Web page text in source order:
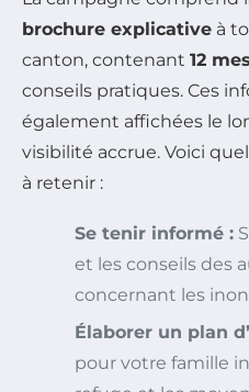
brochure explicative à
canton, contenant 12
conseils pratiques. Ces
également affichées le
visibilité accrue. Voici
à retenir :
Se tenir informé :
et les conseils des
concernant les
Élaborer un plan
pour votre famille